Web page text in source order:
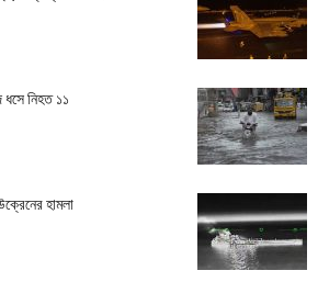
ধসে নিহত ১১
হামলা